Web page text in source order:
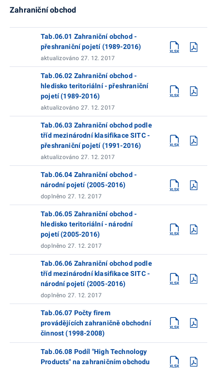
Zahraniční obchod
Tab.06.01 Zahraniční obchod -
přeshraniční pojetí (1989-2016)
aktualizováno 27. 12. 2017
Tab.06.02 Zahraniční obchod -
hledisko teritoriální - přeshraniční
pojetí (1989-2016)
aktualizováno 27. 12. 2017
Tab.06.03 Zahraniční obchod podle
tříd mezinárodní klasifikace SITC -
přeshraniční pojetí (1991-2016)
aktualizováno 27. 12. 2017
Tab.06.04 Zahraniční obchod -
národní pojetí (2005-2016)
doplněno 27. 12. 2017
Tab.06.05 Zahraniční obchod -
hledisko teritoriální - národní
pojetí (2005-2016)
doplněno 27. 12. 2017
Tab.06.06 Zahraniční obchod podle
tříd mezinárodní klasifikace SITC -
národní pojetí (2005-2016)
doplněno 27. 12. 2017
Tab.06.07 Počty firem
provádějících zahraničně obchodní
činnost (1998-2008)
Tab.06.08 Podíl "High Technology
Products" na zahraničním obchodu